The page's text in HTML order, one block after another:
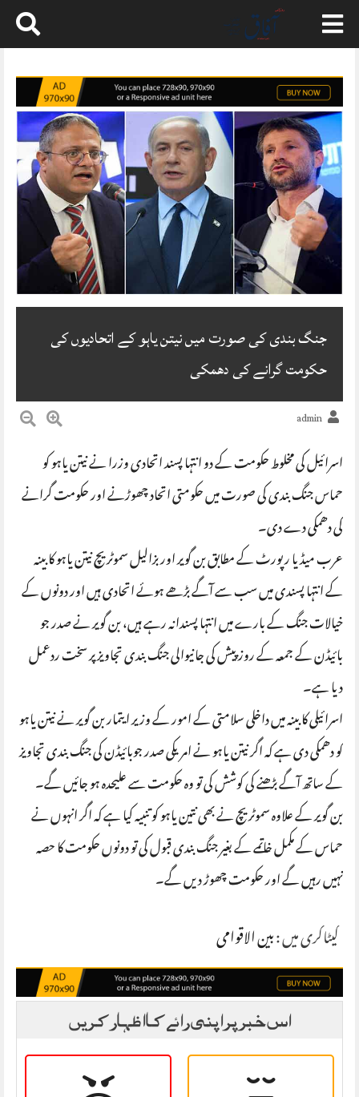
Skip
content
جنگ بندی کی صورت میں نیتن یاہو کے اتحادیوں کی
حکومت گرانے کی دھمکی
admin
اسرائیل کی مخلوط حکومت کے دو انتہا پسند اتحادی وزرا نے نیتن یاہو کو
حماس جنگ بندی کی صورت میں حکومتی اتحاد چھوڑنے اور حکومت گرانے
کی دھمکی دے دی۔
عرب میڈیا رپورٹ کے مطابق بن گویر اور بزالیل سموٹریچ نیتن یاہو کابینہ
کے انتہا پسندی میں سب سے آگے بڑھے ہوئے اتحادی ہیں اور دونوں کے
خیالات جنگ کے بارے میں انتہا پسندانہ رہے ہیں، بن گویر نے صدر جو
بائیڈن کے جمعہ کے روز پیش کی جانیوالی جنگ بندی تجاویز پر سخت ردعمل
دیا ہے۔
اسرائیلی کابینہ میں داخلی سلامتی کے امور کے وزیر ایتمار بن گویر نے نیتن یاہو
کو دھمکی دی ہے کہ اگر نیتن یاہو نے امریکی صدر جوبائیڈن کی جنگ بندی تجاویز
کے ساتھ آگے بڑھنے کی کوشش کی تو وہ حکومت سے علیحدہ ہو جائیں گے۔
بن گویر کے علاوہ سموٹریچ نے بھی نتین یاہو کو تنبیہ کیا ہے کہ اگر انہوں نے
حماس کے مکمل خاتمے کے بغیر جنگ بندی قبول کی تو دونوں حکومت کا حصہ
نہیں رہیں گے اور حکومت چھوڑ دیں گے۔
کیٹاگری میں :بین الاقوامی
اس خبر پر اپنی رائے کا اظہار کریں